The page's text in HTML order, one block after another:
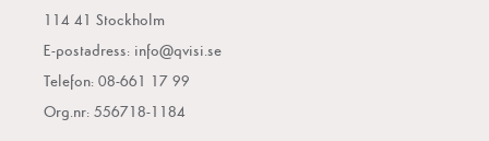
114 41 Stockholm
E-postadress: info@qvisi.se
Telefon: 08-661 17 99
Org.nr: 556718-1184